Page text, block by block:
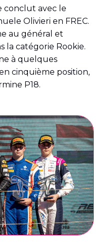
conclut avec le
Olivieri en FREC.
au général et
la catégorie Rookie.
à quelques
cinquième position,
P18.